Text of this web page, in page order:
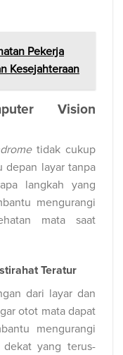
Pekerja
Kesejahteraan
Vision
tidak cukup
depan layar tanpa
langkah yang
mengurangi
mata saat
Teratur
dari layar dan
otot mata dapat
mengurangi
yang terus-